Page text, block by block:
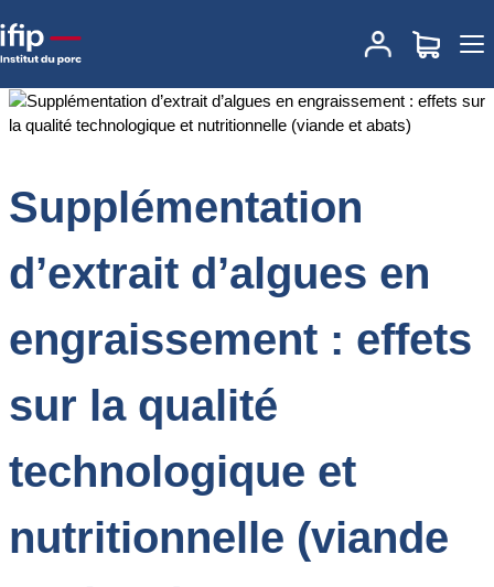
Accueil
Supplémentation d’extrait d’algues en
engraissement : effets sur la qualité technologique et nutritionnelle
Supplémentation
d’extrait d’algues en
engraissement : effets
sur la qualité
technologique et
nutritionnelle (viande